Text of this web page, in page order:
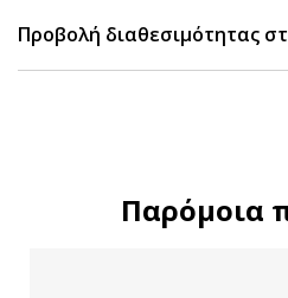
Προβολή διαθεσιμότητας
Παρόμοια